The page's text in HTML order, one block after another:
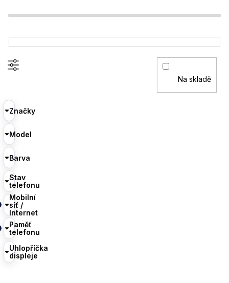
Na skladě
Značky
Model
Barva
Stav
telefonu
Mobilní
síť /
Internet
Paměť
telefonu
Uhlopříčka
displeje